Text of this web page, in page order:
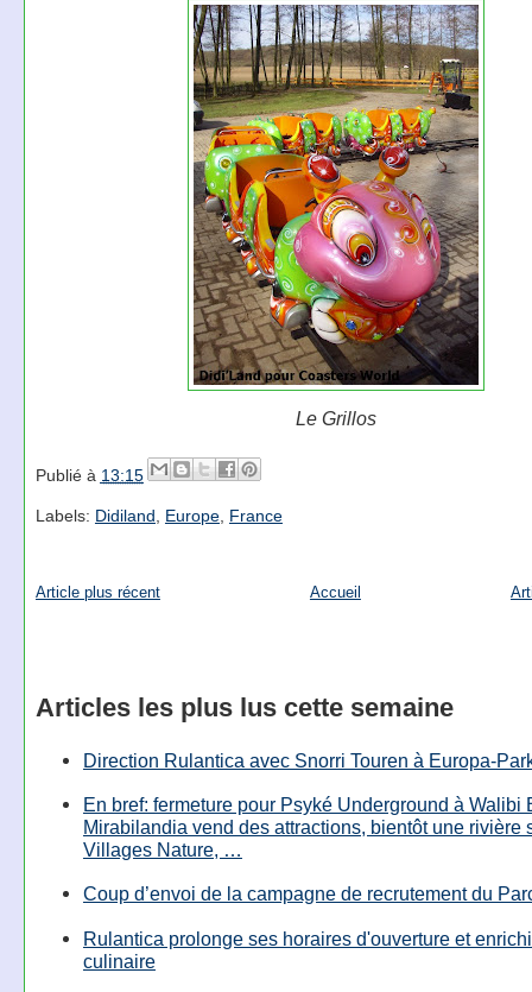
Le Grillos
Publié à 13:15
Labels: Didiland, Europe, France
Article plus récent Accueil
Articles les plus lus cette semaine
Direction Rulantica avec Snorri Touren à Europa-
En bref: fermeture pour Psyké Underground à Walibi
Mirabilandia vend des attractions, bientôt une rivière
Villages Nature, …
Coup d’envoi de la campagne de recrutement du
Rulantica prolonge ses horaires d'ouverture et
culinaire